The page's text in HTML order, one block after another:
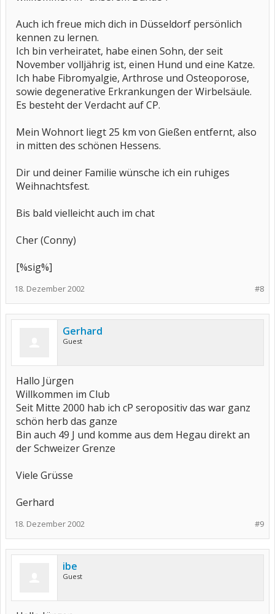
Auch ich freue mich dich in Düsseldorf persönlich
kennen zu lernen.
Ich bin verheiratet, habe einen Sohn, der seit
November volljährig ist, einen Hund und eine Katze.
Ich habe Fibromyalgie, Arthrose und Osteoporose,
sowie degenerative Erkrankungen der Wirbelsäule.
Es besteht der Verdacht auf CP.
Mein Wohnort liegt 25 km von Gießen entfernt, also
in mitten des schönen Hessens.
Dir und deiner Familie wünsche ich ein ruhiges
Weihnachtsfest.
Bis bald vielleicht auch im chat
Cher (Conny)
[%sig%]
#8
18. Dezember 2002
Gerhard
Guest
Hallo Jürgen
Willkommen im Club
Seit Mitte 2000 hab ich cP seropositiv das war ganz
schön herb das ganze
Bin auch 49 J und komme aus dem Hegau direkt an
der Schweizer Grenze
Viele Grüsse
Gerhard
#9
18. Dezember 2002
ibe
Guest